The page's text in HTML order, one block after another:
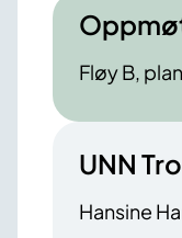
Fløy B,
UNN
Hansine